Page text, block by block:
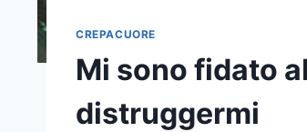
CREPACUORE
Mi sono fidato
distruggermi